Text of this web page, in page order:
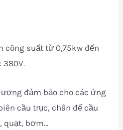
công suất từ 0,75kw đến
380V.
đảm bảo cho các ứng
cầu trục, chân đế cầu
quạt, bơm…